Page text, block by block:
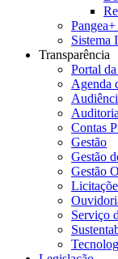
Sistema
Transparência
Portal
Agenda
Contas
Gestão
Gestão
Gestão
Serviço